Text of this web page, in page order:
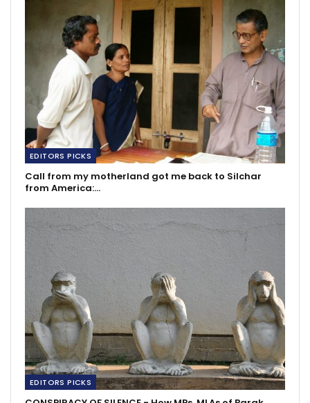
EDITORS PICKS
Call from my motherland got me back to Silchar
from America:…
EDITORS PICKS